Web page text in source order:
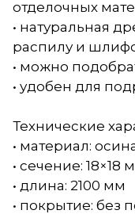
отделочных
• натуральная
распилу и
• можно
• удобен для
Технические
• материал:
• сечение: 18×18
• длина: 2100 мм
• покрытие: без